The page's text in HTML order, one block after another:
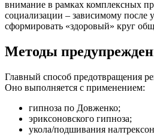
внимание в рамках комплексных
социализации – зависимому после
сформировать «здоровый» круг
Методы
Главный способ предотвращения
Оно выполняется с применением:
гипноза по Довженко;
эриксоновского гипноза;
укола/подшивания